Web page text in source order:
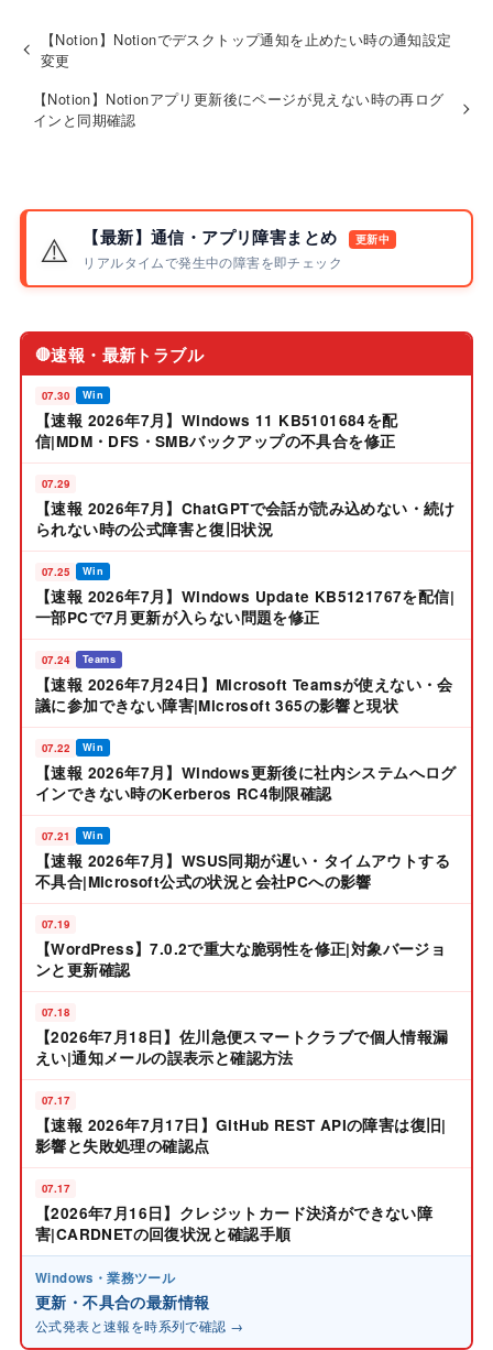
【Notion】Notionでデスクトップ通知を止めたい時の通知設定
変更
【Notion】Notionアプリ更新後にページが見えない時の再ログ
インと同期確認
⚠️ 【最新】通信・アプリ障害まとめ 更新中
リアルタイムで発生中の障害を即チェック
🔴速報・最新トラブル
07.30 Win
【速報 2026年7月】Windows 11 KB5101684を配
信|MDM・DFS・SMBバックアップの不具合を修正
07.29
【速報 2026年7月】ChatGPTで会話が読み込めない・続け
られない時の公式障害と復旧状況
07.25 Win
【速報 2026年7月】Windows Update KB5121767を配信|
一部PCで7月更新が入らない問題を修正
07.24 Teams
【速報 2026年7月24日】Microsoft Teamsが使えない・会
議に参加できない障害|Microsoft 365の影響と現状
07.22 Win
【速報 2026年7月】Windows更新後に社内システムへログ
インできない時のKerberos RC4制限確認
07.21 Win
【速報 2026年7月】WSUS同期が遅い・タイムアウトする
不具合|Microsoft公式の状況と会社PCへの影響
07.19
【WordPress】7.0.2で重大な脆弱性を修正|対象バージョ
ンと更新確認
07.18
【2026年7月18日】佐川急便スマートクラブで個人情報漏
えい|通知メールの誤表示と確認方法
07.17
【速報 2026年7月17日】GitHub REST APIの障害は復旧|
影響と失敗処理の確認点
07.17
【2026年7月16日】クレジットカード決済ができない障
害|CARDNETの回復状況と確認手順
Windows・業務ツール
更新・不具合の最新情報
公式発表と速報を時系列で確認 →